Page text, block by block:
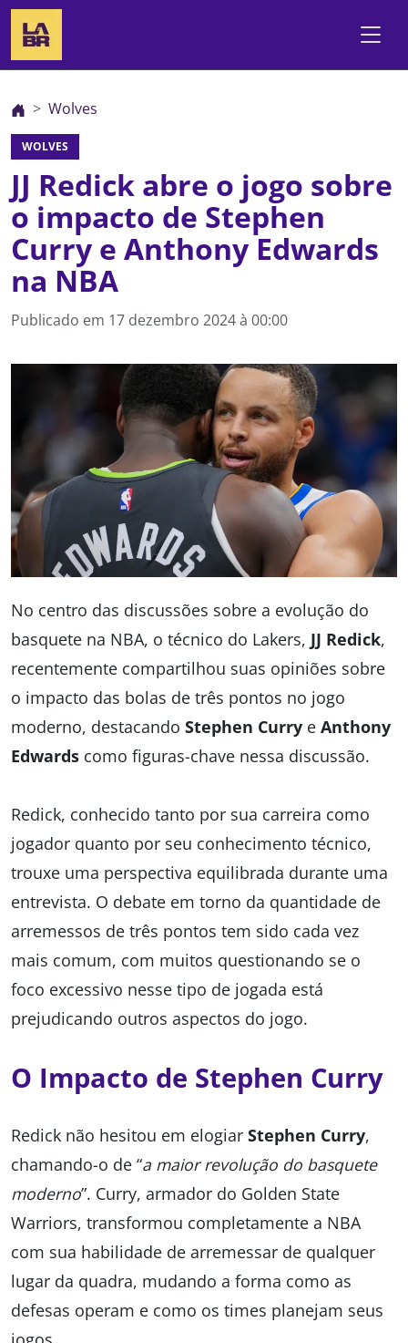
Wolves
WOLVES
JJ Redick abre o jogo sobre
o impacto de Stephen
Curry e Anthony Edwards
na NBA
Publicado em 17 dezembro 2024 à 00:00
No centro das discussões sobre a evolução do
basquete na NBA, o técnico do Lakers, JJ Redick,
recentemente compartilhou suas opiniões sobre
o impacto das bolas de três pontos no jogo
moderno, destacando Stephen Curry e Anthony
Edwards como figuras-chave nessa discussão.
Redick, conhecido tanto por sua carreira como
jogador quanto por seu conhecimento técnico,
trouxe uma perspectiva equilibrada durante uma
entrevista. O debate em torno da quantidade de
arremessos de três pontos tem sido cada vez
mais comum, com muitos questionando se o
foco excessivo nesse tipo de jogada está
prejudicando outros aspectos do jogo.
O Impacto de Stephen Curry
Redick não hesitou em elogiar Stephen Curry,
chamando-o de “a maior revolução do basquete
moderno”. Curry, armador do Golden State
Warriors, transformou completamente a NBA
com sua habilidade de arremessar de qualquer
lugar da quadra, mudando a forma como as
defesas operam e como os times planejam seus